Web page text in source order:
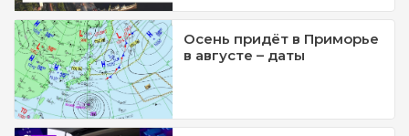
Осень придёт в Приморье
в августе – даты